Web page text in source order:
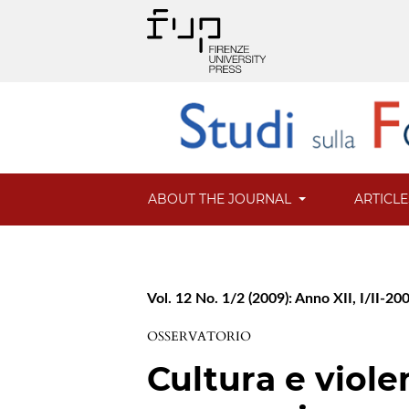
ABOUT THE JOURNAL
Vol. 12 No. 1/2 (2009): Anno XII, I/II-
OSSERVATORIO
Cultura e